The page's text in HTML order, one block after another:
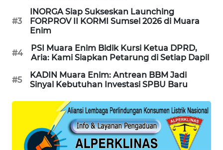
#3
INORGA Siap Sukseskan Launching
FORPROV II KORMI Sumsel 2026 di Muara
Enim
#4
PSI Muara Enim Bidik Kursi Ketua DPRD,
Aria: Kami Siapkan Petarung di Setiap Dapil
#5
KADIN Muara Enim: Antrean BBM Jadi
Sinyal Kebutuhan Investasi SPBU Baru
METRO
NEWS
METRO
JAKARTA
NEWS